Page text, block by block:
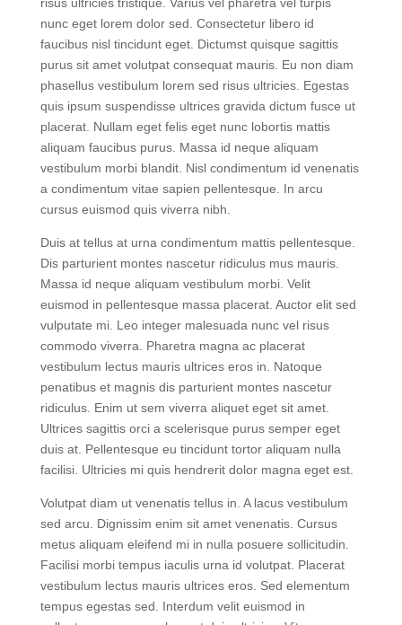
donec. Eu non diam phasellus vestibulum lorem sed
risus ultricies tristique. Varius vel pharetra vel turpis
nunc eget lorem dolor sed. Consectetur libero id
faucibus nisl tincidunt eget. Dictumst quisque sagittis
purus sit amet volutpat consequat mauris. Eu non diam
phasellus vestibulum lorem sed risus ultricies. Egestas
quis ipsum suspendisse ultrices gravida dictum fusce ut
placerat. Nullam eget felis eget nunc lobortis mattis
aliquam faucibus purus. Massa id neque aliquam
vestibulum morbi blandit. Nisl condimentum id venenatis
a condimentum vitae sapien pellentesque. In arcu
cursus euismod quis viverra nibh.
Duis at tellus at urna condimentum mattis pellentesque.
Dis parturient montes nascetur ridiculus mus mauris.
Massa id neque aliquam vestibulum morbi. Velit
euismod in pellentesque massa placerat. Auctor elit sed
vulputate mi. Leo integer malesuada nunc vel risus
commodo viverra. Pharetra magna ac placerat
vestibulum lectus mauris ultrices eros in. Natoque
penatibus et magnis dis parturient montes nascetur
ridiculus. Enim ut sem viverra aliquet eget sit amet.
Ultrices sagittis orci a scelerisque purus semper eget
duis at. Pellentesque eu tincidunt tortor aliquam nulla
facilisi. Ultricies mi quis hendrerit dolor magna eget est.
Volutpat diam ut venenatis tellus in. A lacus vestibulum
sed arcu. Dignissim enim sit amet venenatis. Cursus
metus aliquam eleifend mi in nulla posuere sollicitudin.
Facilisi morbi tempus iaculis urna id volutpat. Placerat
vestibulum lectus mauris ultrices eros. Sed elementum